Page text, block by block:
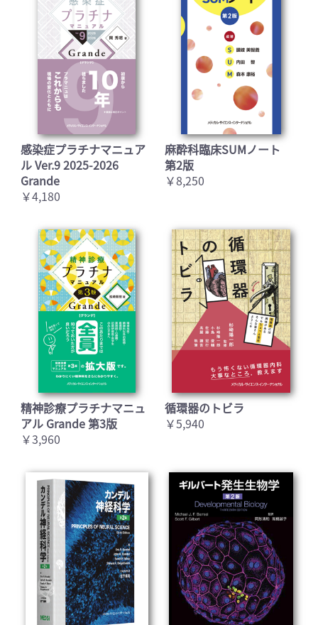
感染症プラチナマニュア
ル Ver.9 2025-2026
Grande
￥4,180
麻酔科臨床SUMノート
第2版
￥8,250
精神診療プラチナマニュ
アル Grande 第3版
￥3,960
循環器のトビラ
￥5,940